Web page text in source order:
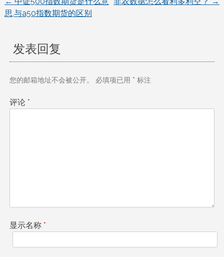
文
导
航
思,与a50指数期货的区别
发表回复
您的邮箱地址不会被公开。 必填项已用 * 标注
评论 *
显示名称 *